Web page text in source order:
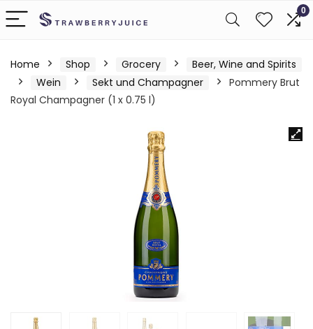
0
Home Shop Grocery
Beer, Wine and Spirits
Wein
Sekt und Champagner
Pommery Brut
Royal Champagner (1 x 0.75 l)